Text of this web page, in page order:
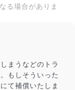
る場合がありま
まうなどのトラ
もしそういった
て補償いたしま